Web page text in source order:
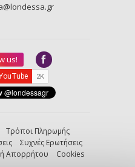
us!
Τρόποι Πληρωμής
Συχνές Ερωτήσεις
Απορρήτου Cookies